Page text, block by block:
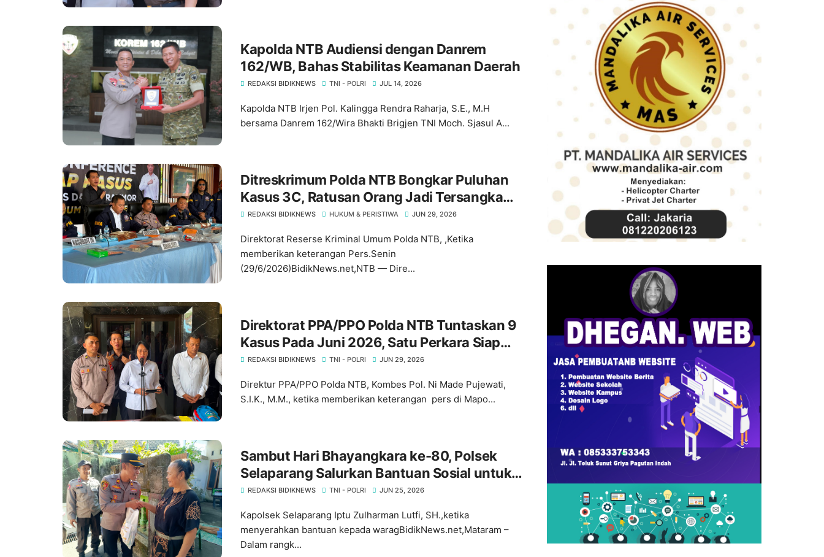
‎Kapolda NTB Audiensi dengan Danrem
162/WB, Bahas Stabilitas Keamanan Daerah
REDAKSI BIDIKNEWS TNI - POLRI JUL 14, 2026
Kapolda NTB Irjen Pol. Kalingga Rendra Raharja, S.E., M.H
bersama Danrem 162/Wira Bhakti Brigjen TNI Moch. Sjasul A...
Ditreskrimum Polda NTB Bongkar Puluhan
Kasus 3C, Ratusan Orang Jadi Tersangka
Warga Diminta Waspada
REDAKSI BIDIKNEWS HUKUM & PERISTIWA JUN 29, 2026
Direktorat Reserse Kriminal Umum Polda NTB, ,Ketika
memberikan keterangan Pers.Senin
(29/6/2026)BidikNews.net,NTB — Dire...
Direktorat PPA/PPO Polda NTB Tuntaskan 9
Kasus Pada Juni 2026, Satu Perkara Siap
Disidangkan ‎
REDAKSI BIDIKNEWS TNI - POLRI JUN 29, 2026
‎Direktur PPA/PPO Polda NTB, Kombes Pol. Ni Made Pujewati,
S.I.K., M.M., ketika memberikan keterangan pers di Mapo...
‎Sambut Hari Bhayangkara ke-80, Polsek
Selaparang Salurkan Bantuan Sosial untuk
Warga Kurang Mampu
REDAKSI BIDIKNEWS TNI - POLRI JUN 25, 2026
Kapolsek Selaparang Iptu Zulharman Lutfi, SH.,ketika
menyerahkan bantuan kepada waragBidikNews.net,Mataram –
Dalam rangk...